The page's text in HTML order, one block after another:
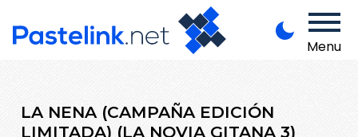
Menu
LA NENA (CAMPAÑA EDICIÓN
LIMITADA) (LA NOVIA GITANA 3)